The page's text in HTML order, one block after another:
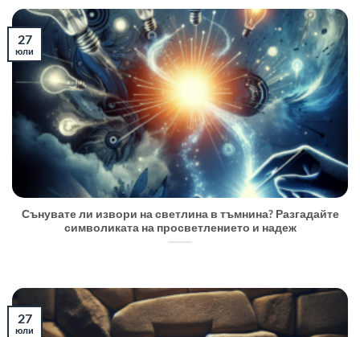
Сънувате ли извори на светлина в тъмнина? Разгадайте
символиката на просветлението и надеж
27
юли
27
юли